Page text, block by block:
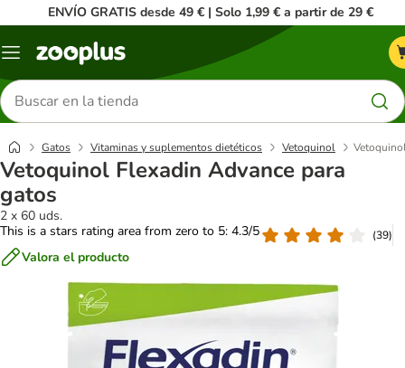
ENVÍO GRATIS desde 49 € | Solo 1,99 € a partir de 29 €
Menú
Buscar
productos
Gatos Vitaminas y suplementos dietéticos Vetoquinol
Vetoquinol Flexadin Advance para
gatos
2 x 60 uds.
This is a stars rating area from zero to 5: 4.3/5
(39)
Valora el producto